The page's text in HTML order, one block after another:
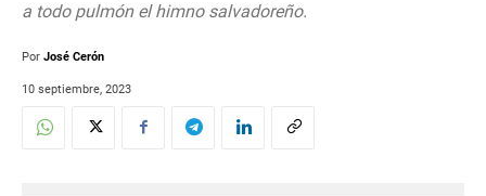
a todo pulmón el himno salvadoreño.
Por José Cerón
10 septiembre, 2023